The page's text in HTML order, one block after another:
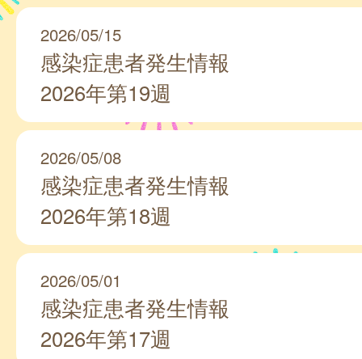
2026/05/15
感染症患者発生情報
2026年第19週
2026/05/08
感染症患者発生情報
2026年第18週
2026/05/01
感染症患者発生情報
2026年第17週